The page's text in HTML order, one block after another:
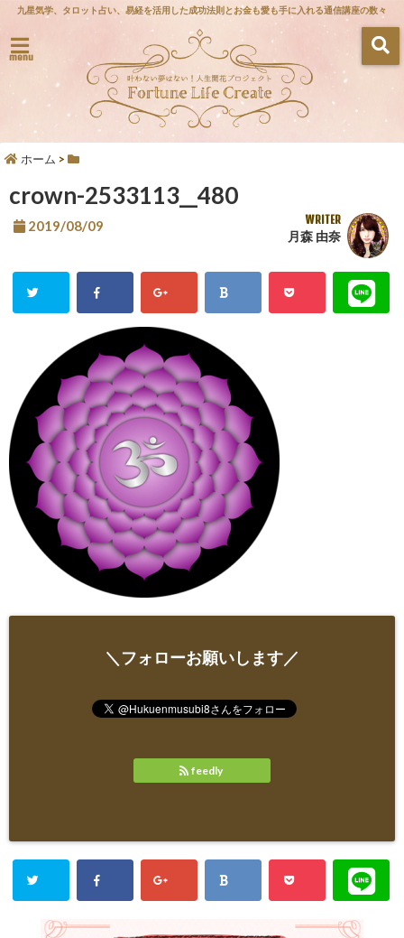
九星気学、タロット占い、易経を活用した成功法則とお金も愛も手に入れる通信講座の数々
menu
ホーム >
crown-2533113__480
2019/08/09 WRITER
月森 由奈
＼フォローお願いします／
feedly